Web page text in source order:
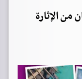
من الإثارة